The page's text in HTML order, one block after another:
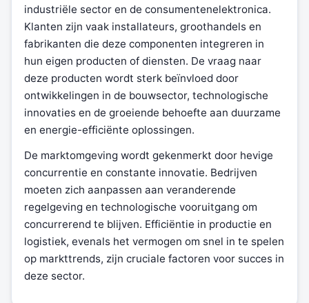
industriële sector en de consumentenelektronica.
Klanten zijn vaak installateurs, groothandels en
fabrikanten die deze componenten integreren in
hun eigen producten of diensten. De vraag naar
deze producten wordt sterk beïnvloed door
ontwikkelingen in de bouwsector, technologische
innovaties en de groeiende behoefte aan duurzame
en energie-efficiënte oplossingen.
De marktomgeving wordt gekenmerkt door hevige
concurrentie en constante innovatie. Bedrijven
moeten zich aanpassen aan veranderende
regelgeving en technologische vooruitgang om
concurrerend te blijven. Efficiëntie in productie en
logistiek, evenals het vermogen om snel in te spelen
op markttrends, zijn cruciale factoren voor succes in
deze sector.